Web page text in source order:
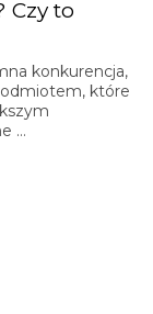
Czy to
konkurencja,
które
…